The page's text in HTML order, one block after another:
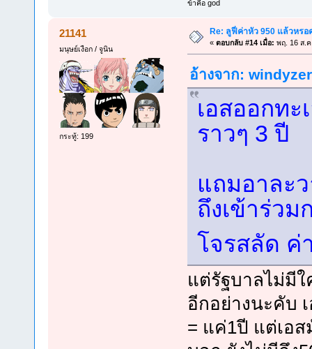
ข้าคือ god
21141
มนุษย์เงือก / จูนิน
กระทู้: 199
Re: ลูฟี่ค่าหัว 950 แล้วหรอ
« ตอบกลับ #14 เมื่อ: พฤ. 16 ส.ค
อ้างจาก:
เอสออกท
ราวๆ 3 ปี
แถมอาละ
ถึงเข้าร่ว
โจรสลัด ค่
แต่รัฐบาลไม่มีใ
อีกอย่างนะคับ
= แค่1ปี แต่เอ